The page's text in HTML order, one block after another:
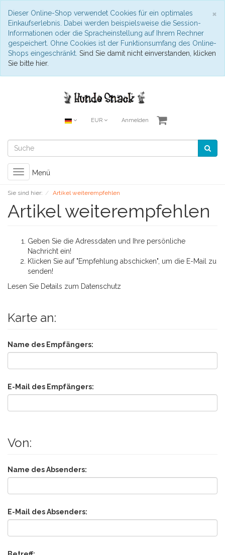
×
Dieser Online-Shop verwendet Cookies für ein optimales
Einkaufserlebnis. Dabei werden beispielsweise die Session-
Informationen oder die Spracheinstellung auf Ihrem Rechner
gespeichert. Ohne Cookies ist der Funktionsumfang des Online-
Shops eingeschränkt. Sind Sie damit nicht einverstanden, klicken
Sie bitte hier.
EUR Anmelden
Toggle
navigation
Menü
Sie sind hier: Artikel weiterempfehlen
Artikel weiterempfehlen
Geben Sie die Adressdaten und Ihre persönliche
Nachricht ein!
Klicken Sie auf "Empfehlung abschicken", um die E-Mail zu
senden!
Lesen Sie Details zum Datenschutz
Karte an:
Name des Empfängers:
E-Mail des Empfängers:
Von:
Name des Absenders:
E-Mail des Absenders: